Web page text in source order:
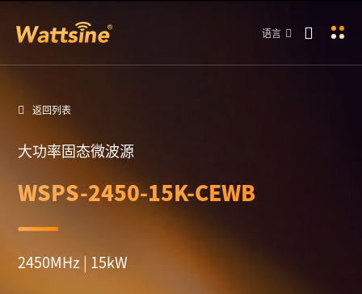
语言
返回列表
大功率固态微波源
WSPS-2450-15K-CEWB
2450MHz | 15kW